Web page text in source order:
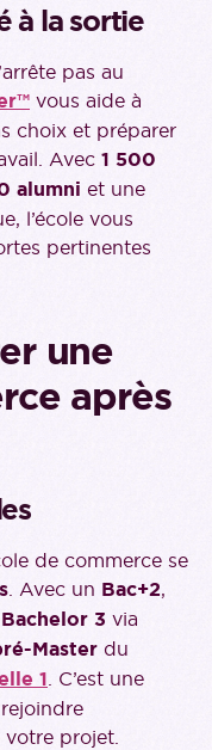
à la sortie
pas au
vous aide à
choix et préparer
Avec 1 500
alumni et une
l’école vous
pertinentes
une
après
de commerce se
. Avec un Bac+2,
Bachelor 3 via
Master du
1 . C’est une
projet.